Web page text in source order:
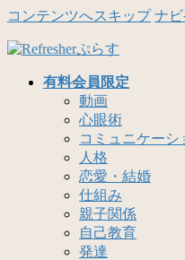
コンテンツへスキップ ナ
有料会員限定
動画
心眼術
コミュニケーシ
人格
恋愛・結婚
仕組み
親子関係
自己教育
発達